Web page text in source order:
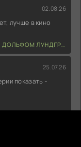
02.08.26
лучше в кино
ЛУНДГРЕНОМ (2026)
25.07.26
показать -